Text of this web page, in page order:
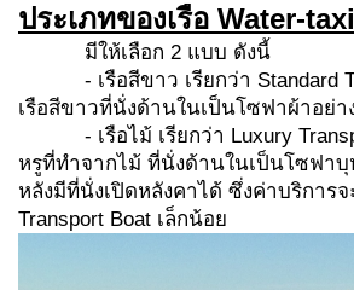
ประเภทของเรือ Water-taxi
มีให้เลือก 2 แบบ ดังนี้
- เรือสีขาว เรียกว่า Standard
เรือสีขาวที่นั่งด้านในเป็นโซฟาผ้าอย่า
- เรือไม้ เรียกว่า Luxury
หรูที่ทำจากไม้ ที่นั่งด้านในเป็นโซฟา
หลังมีที่นั่งเปิดหลังคาได้ ซึ่งค่าบริการจ
Transport Boat เล็กน้อย